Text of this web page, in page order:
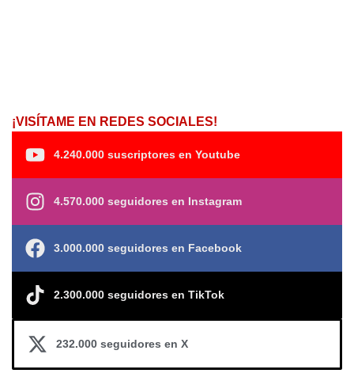
¡VISÍTAME EN REDES SOCIALES!
4.240.000 suscriptores en Youtube
4.570.000 seguidores en Instagram
3.000.000 seguidores en Facebook
2.300.000 seguidores en TikTok
232.000 seguidores en X